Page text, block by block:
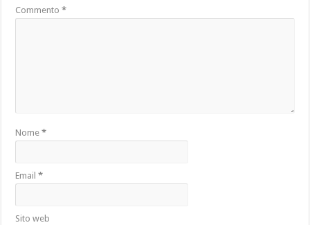
Commento*
Nome*
Email*
Sito web